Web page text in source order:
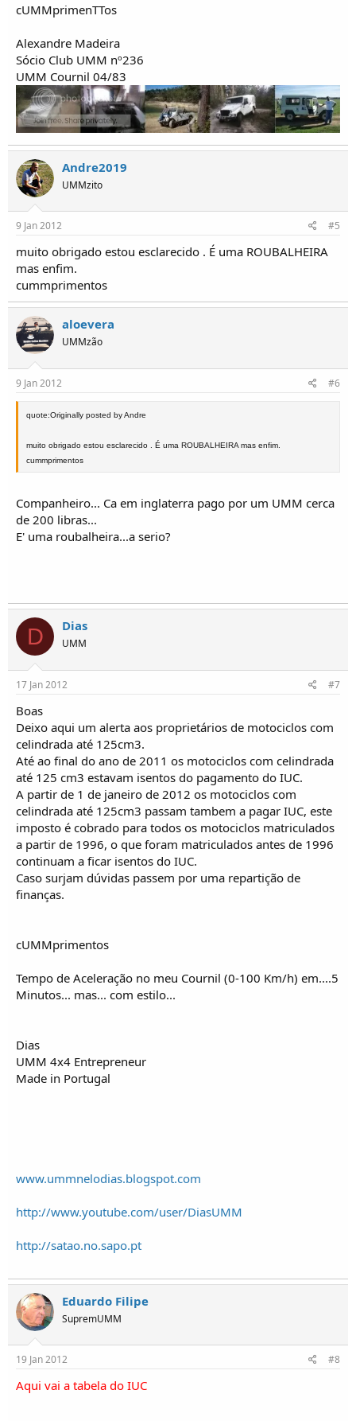
cUMMprimenTTos
Alexandre Madeira
Sócio Club UMM nº236
UMM Cournil 04/83
Andre2019
UMMzito
9 Jan 2012 #5
muito obrigado estou esclarecido . É uma ROUBALHEIRA
mas enfim.
cummprimentos
aloevera
UMMzão
9 Jan 2012 #6
quote:Originally posted by Andre
muito obrigado estou esclarecido . É uma ROUBALHEIRA mas enfim.
cummprimentos
Companheiro... Ca em inglaterra pago por um UMM cerca
de 200 libras...
E' uma roubalheira...a serio?
D Dias
UMM
17 Jan 2012 #7
Boas
Deixo aqui um alerta aos proprietários de motociclos com
celindrada até 125cm3.
Até ao final do ano de 2011 os motociclos com celindrada
até 125 cm3 estavam isentos do pagamento do IUC.
A partir de 1 de janeiro de 2012 os motociclos com
celindrada até 125cm3 passam tambem a pagar IUC, este
imposto é cobrado para todos os motociclos matriculados
a partir de 1996, o que foram matriculados antes de 1996
continuam a ficar isentos do IUC.
Caso surjam dúvidas passem por uma repartição de
finanças.
cUMMprimentos
Tempo de Aceleração no meu Cournil (0-100 Km/h) em....5
Minutos... mas... com estilo...
Dias
UMM 4x4 Entrepreneur
Made in Portugal
www.ummnelodias.blogspot.com
http://www.youtube.com/user/DiasUMM
http://satao.no.sapo.pt
Eduardo Filipe
SupremUMM
19 Jan 2012 #8
Aqui vai a tabela do IUC